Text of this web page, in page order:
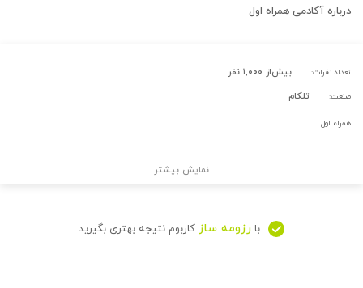
درباره آکادمی همراه اول
تعداد نفرات: بیش‌از ۱,۰۰۰ نفر
صنعت: تلکام
همراه اول
نمایش بیشتر
با رزومه ساز کاربوم نتیجه بهتری بگیرید